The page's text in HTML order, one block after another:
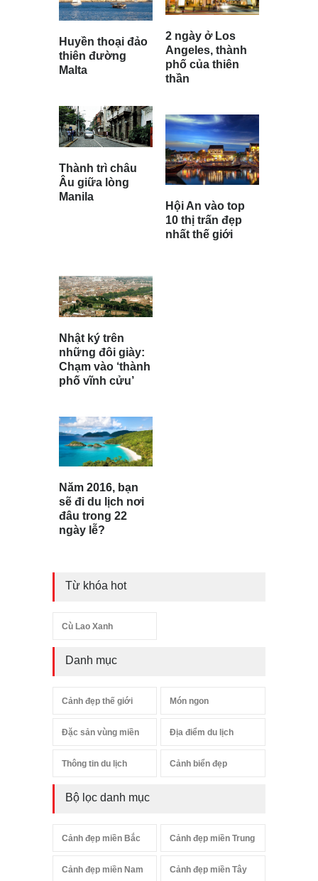
Huyền thoại đảo
thiên đường
Malta
Thành trì châu
Âu giữa lòng
Manila
2 ngày ở Los
Angeles, thành
phố của thiên
thần
Hội An vào top
10 thị trấn đẹp
nhất thế giới
Nhật ký trên
những đôi giày:
Chạm vào ‘thành
phố vĩnh cửu’
Năm 2016, bạn
sẽ đi du lịch nơi
đâu trong 22
ngày lễ?
Từ khóa hot
Cù Lao Xanh
Danh mục
Cảnh đẹp thế giới Món ngon
Đặc sản vùng miền Địa điểm du lịch
Thông tin du lịch Cảnh biển đẹp
Bộ lọc danh mục
Cảnh đẹp miền Bắc Cảnh đẹp miền Trung
Cảnh đẹp miền Nam Cảnh đẹp miền Tây